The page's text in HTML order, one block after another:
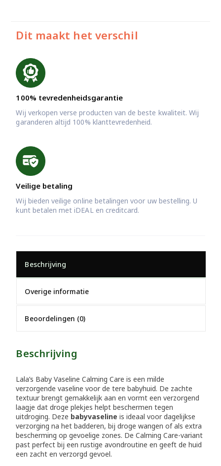
Dit maakt het verschil
100% tevredenheidsgarantie
Wij verkopen verse producten van de beste kwaliteit. Wij
garanderen altijd 100% klanttevredenheid.
Veilige betaling
Wij bieden veilige online betalingen voor uw bestelling. U
kunt betalen met iDEAL en creditcard.
Beschrijving
Overige informatie
Beoordelingen (0)
Beschrijving
Lala’s Baby Vaseline Calming Care is een milde
verzorgende vaseline voor de tere babyhuid. De zachte
textuur brengt gemakkelijk aan en vormt een verzorgend
laagje dat droge plekjes helpt beschermen tegen
uitdroging. Deze babyvaseline is ideaal voor dagelijkse
verzorging na het badderen, bij droge wangen of als extra
bescherming op gevoelige zones. De Calming Care-variant
past perfect bij een rustige avondroutine en geeft de huid
een zacht en verzorgd gevoel.